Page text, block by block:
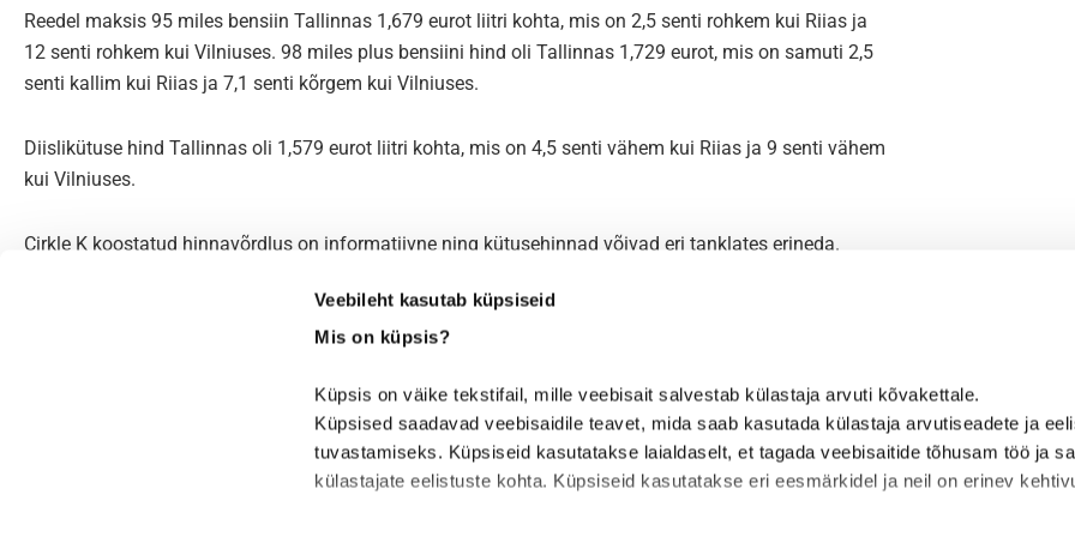
Veebileht kasutab küpsiseid
Mis on küpsis?
Küpsis on väike tekstifail, mille veebisait salvestab külastaja arvuti kõvakettale.
Küpsised saadavad veebisaidile teavet, mida saab kasutada külastaja arvutiseadete ja
tuvastamiseks. Küpsiseid kasutatakse laialdaselt, et tagada veebisaitide tõhusam töö ja
külastajate eelistuste kohta. Küpsiseid kasutatakse eri eesmärkidel ja neil on erinev
Reedel maksis 95 miles bensiin Tallinnas 1,679 eurot liitri kohta, mis on 2,5 senti rohkem kui Riias ja
12 senti rohkem kui Vilniuses. 98 miles plus bensiini hind oli Tallinnas 1,729 eurot, mis on samuti 2,5
senti kallim kui Riias ja 7,1 senti kõrgem kui Vilniuses.
Diislikütuse hind Tallinnas oli 1,579 eurot liitri kohta, mis on 4,5 senti vähem kui Riias ja 9 senti vähem
kui Vilniuses.
Cirkle K koostatud hinnavõrdlus on informatiivne ning kütusehinnad võivad eri tanklates erineda.
Eesti Energia teenis mullu tugeva kasumi
Järgmine
Eelmisel aastal said päästjad tudengite tõttu
poolsada väljakutset